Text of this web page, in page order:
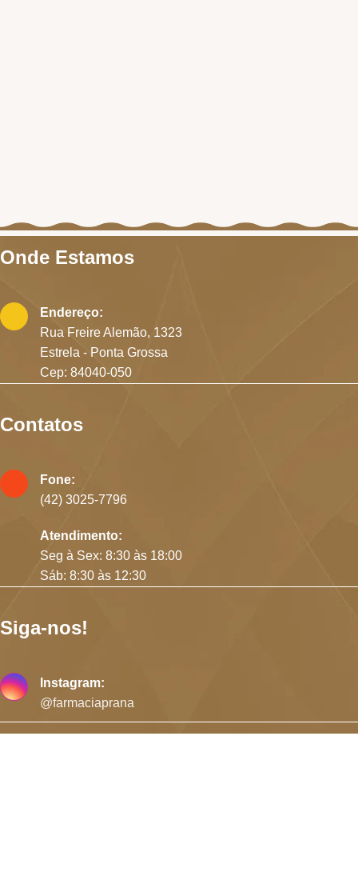
Onde Estamos
Endereço:
Rua Freire Alemão, 1323
Estrela - Ponta Grossa
Cep: 84040-050
Contatos
Fone:
(42) 3025-7796
Atendimento:
Seg à Sex: 8:30 às 18:00
Sáb: 8:30 às 12:30
Siga-nos!
Instagram:
@farmaciaprana